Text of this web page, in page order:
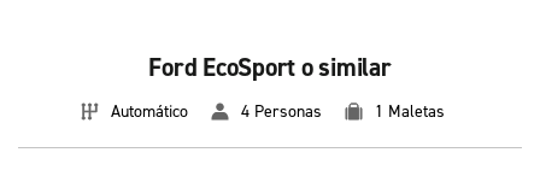
Ford EcoSport o similar
Automático 4 Personas 1 Maletas